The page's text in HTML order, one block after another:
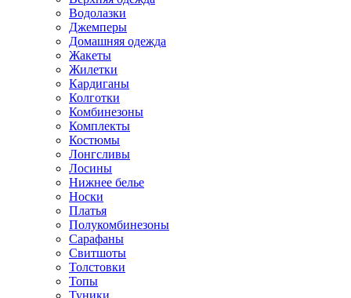
Водолазки
Джемперы
Домашняя одежда
Жакеты
Жилетки
Кардиганы
Колготки
Комбинезоны
Комплекты
Костюмы
Лонгсливы
Лосины
Нижнее белье
Носки
Платья
Полукомбинезоны
Сарафаны
Свитшоты
Толстовки
Топы
Туники